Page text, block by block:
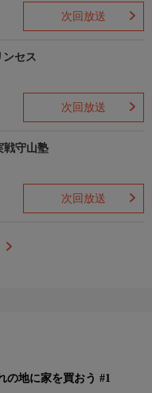
次回放送
ンセス
次回放送
戦守山塾
次回放送
の地に家を買おう #1